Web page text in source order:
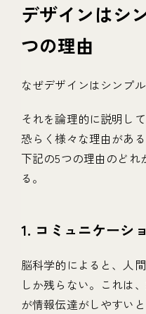
デザインはシ
つの理由
なぜデザインはシンプ
それを論理的に説明し
恐らく様々な理由があ
下記の5つの理由のど
る。
1. コミュニケーシ
脳科学的によると、人
しか残らない。これは
が情報伝達がしやすいと